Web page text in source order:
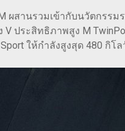
ผสานรวมเข้ากับนวัตกรร
V ประสิทธิภาพสูง M
Sport ให้กำลังสูงสุด 480 กิโ